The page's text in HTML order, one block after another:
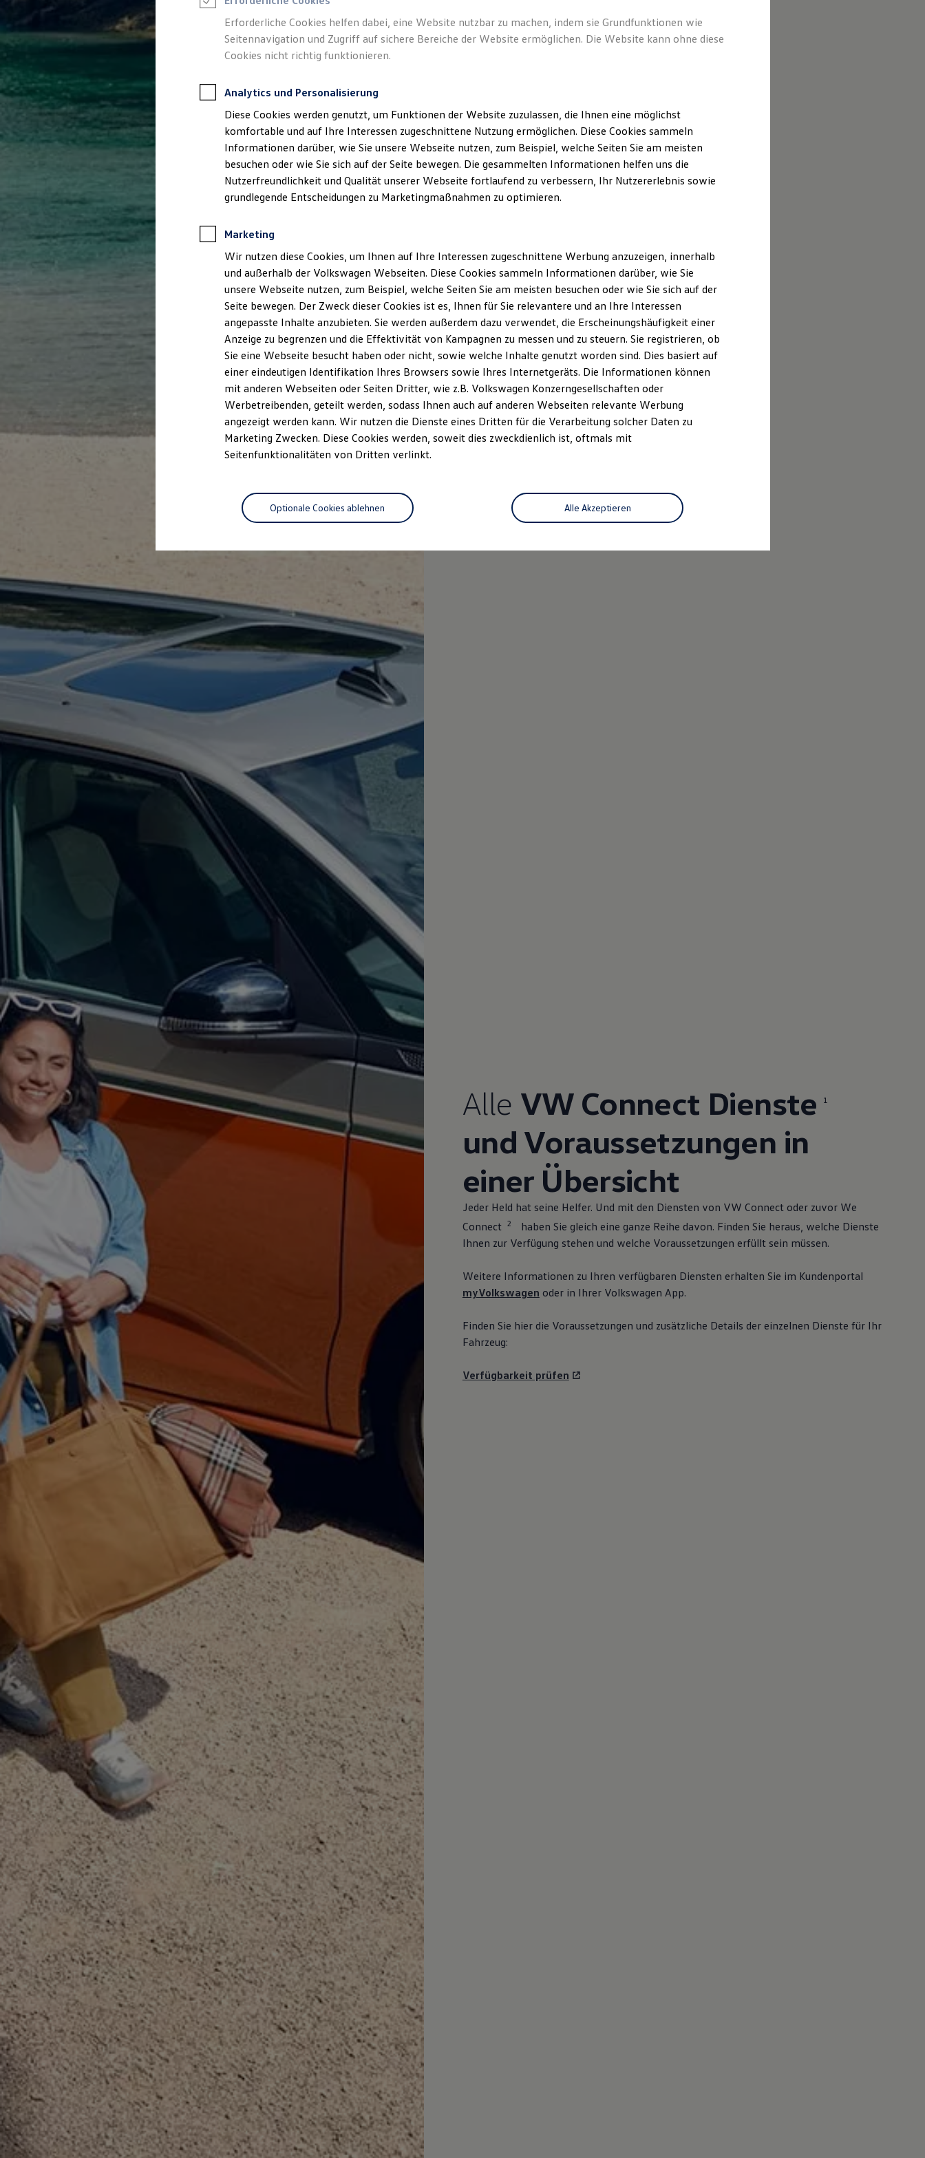
ONE Business ID Vorteile
Fahrzeugsuche & Marktplatz
Fahrzeugsuche
Kauf & Finanzierung
Online-Fahrzeugbewertung
Aktionen & Angebote
E-Auto-Förderung
Für Privatkunden
Für Gewerbekunden
ProfiPartner für Gebrauchtwagen
Zertifizierte Gebrauchtwagen
Finanzierung
Für Privatkunden
Für Gewerbekunden
Leasing
Für Privatkunden
Versicherungen & Garantien
Restschuldversicherung
Wartungsverträge
Reparatur, Pflege & Inspektion
Service-Vorteile bei Volkswagen Nutzfahrzeuge
Economy Service
VW Connect für Ihren Transporter/Caravelle
VW Connect für Ihren Amarok
VW Connect für andere Modelle
Connect Pro
Multistop Pathfinder
Übersicht Software Updates
Hilfreiches für Besitzer
Digitales Bordbuch
Fahrerassistenz- und Sicherheitssysteme
Kontrollleuchten
Kurzfahrprofile und Ölverdünnung
Batterieverordnung
XTL-Dieselkraftstoff
Ersatzteile und Betriebsflüssigkeiten
Original Zubehör und Lifestyle Produkte
myVolkswagen Business
Elektrisch & Autonom
Elektro - & Hybridfahrzeuge
Unser Ansatz
Klimafreundlicher Strom
Ladelösungen für Privatkunden
Ladelösungen für Gewerbekunden
Wallbox und Ladekabel
Bidirektionales Laden
Förderung & Kosten der Elektrofahrzeuge
Fördermöglichkeiten für Privatkunden
Fördermöglichkeiten für Gewerbekunden
Mehr zum ID. Buzz
California Club
California Magazin & Ratgeber
Vanlife
Ratgeber
Routen & Reisen
California Reisen & Erlebnisse
California App
California Lifestyle & Zubehör
Übernachten im California
Marke
Unternehmen
Karriere
Karriere im Unternehmen
Karriere im Autohaus
Nachhaltigkeit
Kunden
Gesellschaft
Natur
Rückblick VW Bus Festival 2023
75 Jahre Bulli Jubiläum
Bulli Magazin
Fahrzeugabholung ab Werk
Uptime
Alle VW Connect Dienste 1
und Voraussetzungen in
einer Übersicht
Jeder Held hat seine Helfer. Und mit den Diensten von VW Connect oder zuvor We
Connect
2
haben Sie gleich eine ganze Reihe davon. Finden Sie heraus, welche Dienste
Ihnen zur Verfügung stehen und welche Voraussetzungen erfüllt sein müssen.
Weitere Informationen zu Ihren verfügbaren Diensten erhalten Sie im Kundenportal
myVolkswagen oder in Ihrer Volkswagen App.
Finden Sie hier die Voraussetzungen und zusätzliche Details der einzelnen Dienste für Ihr
Fahrzeug:
Verfügbarkeit prüfen
Erforderliche Cookies helfen dabei, eine Website nutzbar zu machen, indem sie Grundfunktionen wie
Seitennavigation und Zugriff auf sichere Bereiche der Website ermöglichen. Die Website kann ohne diese
Cookies nicht richtig funktionieren.
Analytics und Personalisierung
Diese Cookies werden genutzt, um Funktionen der Website zuzulassen, die Ihnen eine möglichst
komfortable und auf Ihre Interessen zugeschnittene Nutzung ermöglichen. Diese Cookies sammeln
Informationen darüber, wie Sie unsere Webseite nutzen, zum Beispiel, welche Seiten Sie am meisten
besuchen oder wie Sie sich auf der Seite bewegen. Die gesammelten Informationen helfen uns die
Nutzerfreundlichkeit und Qualität unserer Webseite fortlaufend zu verbessern, Ihr Nutzererlebnis sowie
grundlegende Entscheidungen zu Marketingmaßnahmen zu optimieren.
Marketing
Wir nutzen diese Cookies, um Ihnen auf Ihre Interessen zugeschnittene Werbung anzuzeigen, innerhalb
und außerhalb der Volkswagen Webseiten. Diese Cookies sammeln Informationen darüber, wie Sie
unsere Webseite nutzen, zum Beispiel, welche Seiten Sie am meisten besuchen oder wie Sie sich auf der
Seite bewegen. Der Zweck dieser Cookies ist es, Ihnen für Sie relevantere und an Ihre Interessen
angepasste Inhalte anzubieten. Sie werden außerdem dazu verwendet, die Erscheinungshäufigkeit einer
Anzeige zu begrenzen und die Effektivität von Kampagnen zu messen und zu steuern. Sie registrieren, ob
Sie eine Webseite besucht haben oder nicht, sowie welche Inhalte genutzt worden sind. Dies basiert auf
einer eindeutigen Identifikation Ihres Browsers sowie Ihres Internetgeräts. Die Informationen können
mit anderen Webseiten oder Seiten Dritter, wie z.B. Volkswagen Konzerngesellschaften oder
Werbetreibenden, geteilt werden, sodass Ihnen auch auf anderen Webseiten relevante Werbung
angezeigt werden kann. Wir nutzen die Dienste eines Dritten für die Verarbeitung solcher Daten zu
Marketing Zwecken. Diese Cookies werden, soweit dies zweckdienlich ist, oftmals mit
Seitenfunktionalitäten von Dritten verlinkt.
Alle Akzeptieren
Optionale Cookies ablehnen